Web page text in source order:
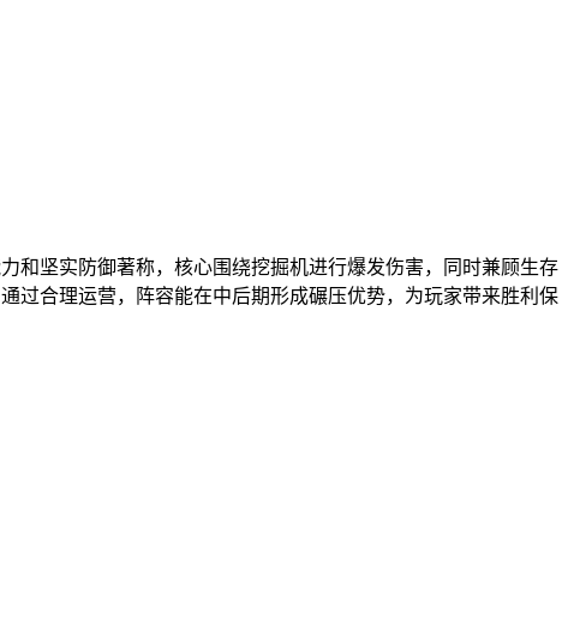
和坚实防御著称，核心围绕挖掘机进行爆发伤害，同时兼顾生存
过合理运营，阵容能在中后期形成碾压优势，为玩家带来胜利保